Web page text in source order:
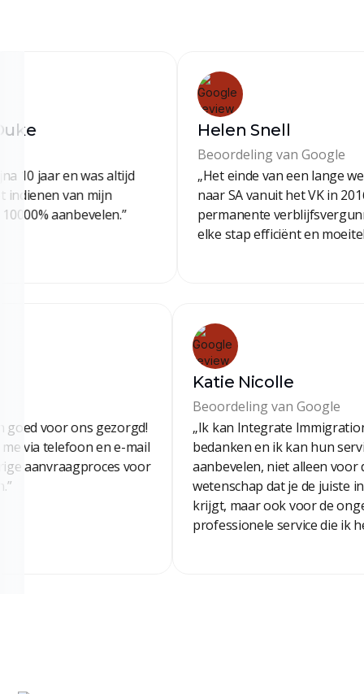
10 jaar en was altijd
indienen van mijn
10000% aanbevelen.”
Helen Snell
Beoordeling van Google
„Het einde van een
naar SA vanuit het VK in
permanente
elke stap efficiënt en
voor ons gezorgd!
via telefoon en e-mail
aanvraagproces voor
Katie Nicolle
Beoordeling van Google
„Ik kan Integrate Immigration
bedanken en ik kan hun
aanbevelen, niet alleen voor
wetenschap dat je de juiste
krijgt, maar ook voor de
professionele service die ik